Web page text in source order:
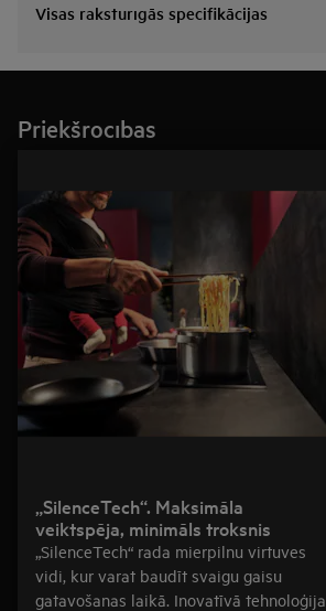
Visas raksturīgās specifikācijas
Priekšrocības
„SilenceTech“. Maksimāla
veiktspēja, minimāls troksnis
„SilenceTech“ rada mierpilnu virtuves
vidi, kur varat baudīt svaigu gaisu
gatavošanas laikā. Inovatīvā tehnoloģija